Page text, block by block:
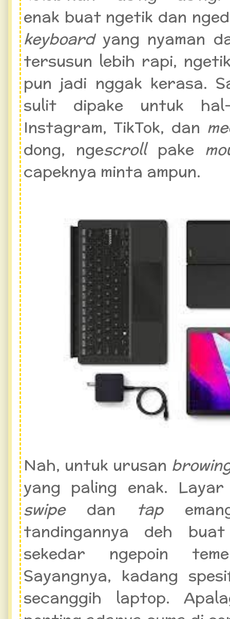
enak buat ngetik dan
keyboardyang nyaman
tersusun lebih rapi,
pun jadi nggak kerasa.
sulit dipake untuk
Instagram, TikTok, dan
dong, ngescrollpake
capeknya minta ampun.
Nah, untuk urusan
yang paling enak.
swipedan tap
tandingannya deh
sekedar ngepoin
Sayangnya, kadang
secanggih laptop.